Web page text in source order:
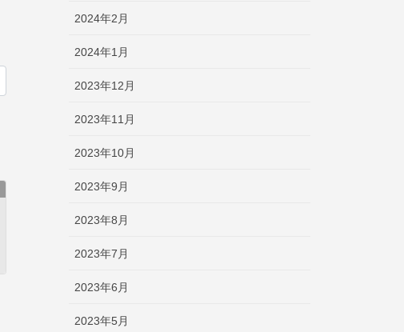
2024年2月
2024年1月
2023年12月
2023年11月
2023年10月
2023年9月
2023年8月
2023年7月
2023年6月
2023年5月